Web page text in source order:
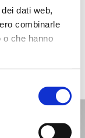
dati web,
combinarle
o che hanno
Donec
Etiam facilisis